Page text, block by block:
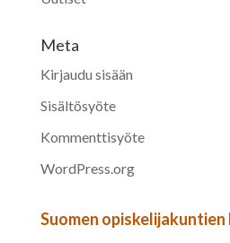
Meta
Kirjaudu sisään
Sisältösyöte
Kommenttisyöte
WordPress.org
Suomen